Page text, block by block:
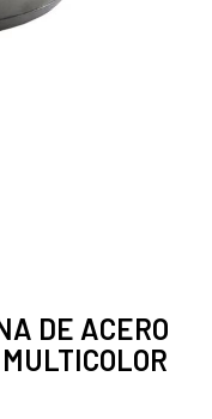
DE ACERO